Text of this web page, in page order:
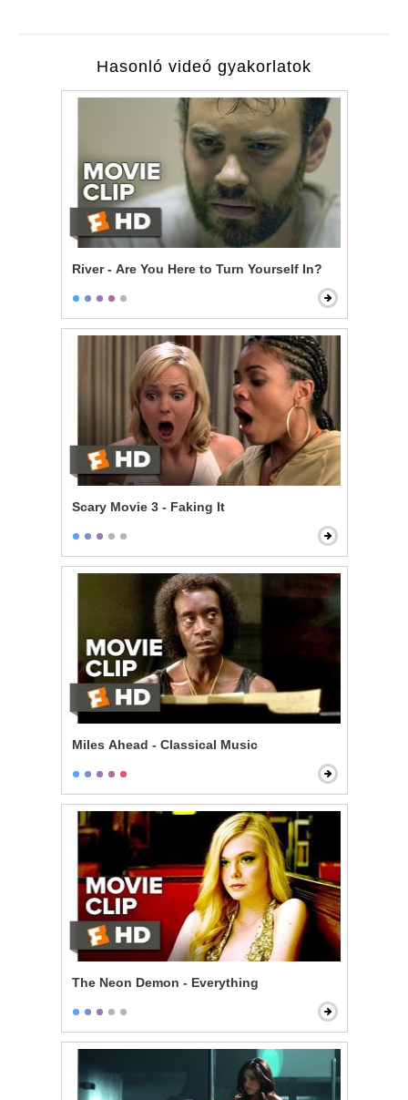
Hasonló videó gyakorlatok
River - Are You Here to Turn Yourself In?
Scary Movie 3 - Faking It
Miles Ahead - Classical Music
The Neon Demon - Everything